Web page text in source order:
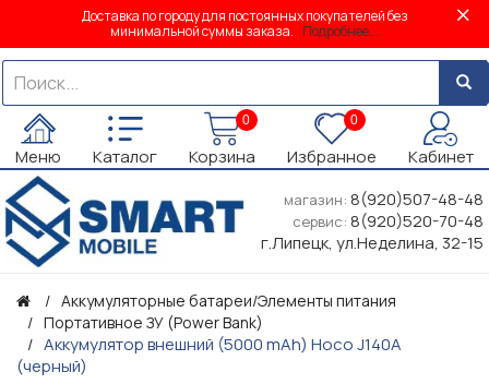
Доставка по городу для постоянных покупателей без
минимальной суммы заказа. Подробнее...
Меню Каталог
0
Корзина
0
Избранное Кабинет
магазин: 8(920)507-48-48
сервис: 8(920)520-70-48
г.Липецк, ул.Неделина, 32-15
Аккумуляторные батареи/Элементы питания
Портативное ЗУ (Power Bank)
Аккумулятор внешний (5000 mAh) Hoco J140A
(черный)